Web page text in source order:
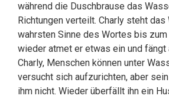
während die Duschbrause das
Richtungen verteilt. Charly steht das
wahrsten Sinne des Wortes bis
wieder atmet er etwas ein und fängt
Charly, Menschen können unter
versucht sich aufzurichten, aber
ihm nicht. Wieder überfällt ihn ein